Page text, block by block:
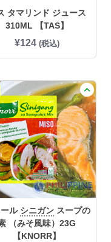
0
2
し
。
3
7
8
で
。
タマリンド ジュース
310ML 【TAS】
¥124 (税込)
ル シニガンスープの
（みそ風味）23G
【KNORR】